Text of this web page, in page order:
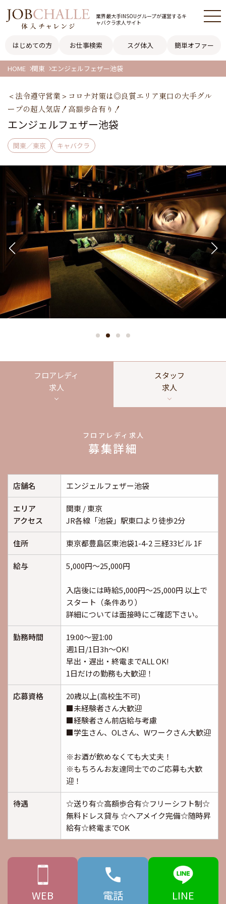
業界最大手INSOUグループが運営するキ
ャバクラ求人サイト
はじめての方 お仕事検索 スグ体入 簡単オファー
HOME 関東 エンジェルフェザー池袋
＜法令遵守営業＞コロナ対策は◎良質エリア東口の大手グル
ープの超人気店！高額歩合有り！
エンジェルフェザー池袋
関東／東京 キャバクラ
フロアレディ
求人
スタッフ
求人
フロアレディ求人
募集詳細
店舗名 エンジェルフェザー池袋
エリア
アクセス
関東 / 東京
JR各線「池袋」駅東口より徒歩2分
住所 東京都豊島区東池袋1-4-2 三経33ビル 1F
給与 5,000円～25,000円
入店後には時給5,000円～25,000円 以上で
スタート（条件あり）
詳細については面接時にご確認下さい。
勤務時間
19:00～翌1:00
週1日/1日3h～OK!
早出・遅出・終電までALL OK!
1日だけの勤務も大歓迎！
応募資格
20歳以上(高校生不可)
■未経験者さん大歓迎
■経験者さん前店給与考慮
■学生さん、OLさん、Wワークさん大歓迎
※お酒が飲めなくても大丈夫！
※もちろんお友達同士でのご応募も大歓
迎！
待遇
☆送り有☆高額歩合有☆フリーシフト制☆
無料ドレス貸与 ☆ヘアメイク完備☆随時昇
給有☆終電までOK
WEB 電話 LINE